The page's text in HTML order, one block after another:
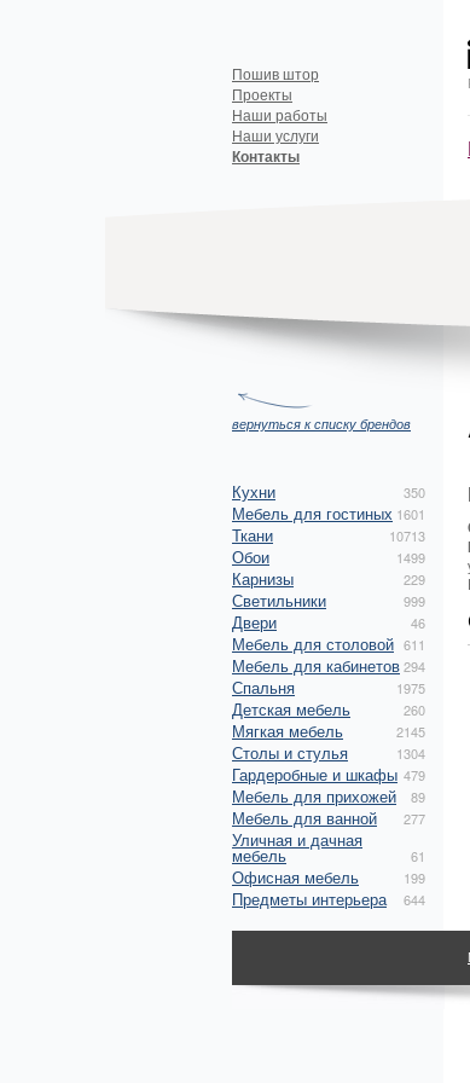
Пошив штор
Проекты
Наши работы
Наши услуги
Контакты
вернуться к списку брендов
Кухни 350
Мебель для гостиных 1601
Ткани 10713
Обои 1499
Карнизы 229
Светильники 999
Двери 46
Мебель для столовой 611
Мебель для кабинетов294
Спальня 1975
Детская мебель 260
Мягкая мебель 2145
Столы и стулья 1304
Гардеробные и шкафы 479
Мебель для прихожей 89
Мебель для ванной 277
Уличная и дачная
мебель 61
Офисная мебель 199
Предметы интерьера 644